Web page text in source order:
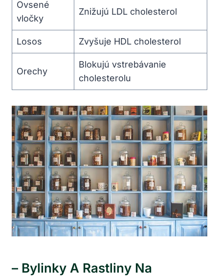
Ovsené
⁣vločky
Znižujú LDL cholesterol
Losos Zvyšuje HDL cholesterol
Orechy
Blokujú vstrebávanie
⁣cholesterolu
– Bylinky A Rastliny Na